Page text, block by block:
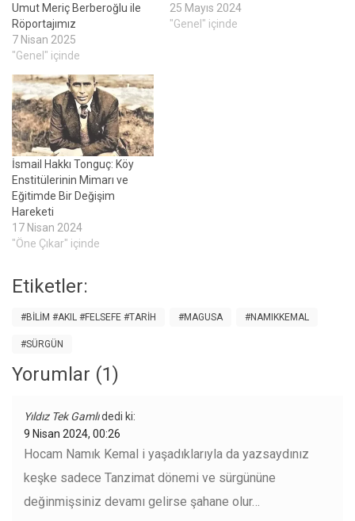
Umut Meriç Berberoğlu ile
Röportajımız
7 Nisan 2025
"Genel" içinde
25 Mayıs 2024
"Genel" içinde
İsmail Hakkı Tonguç: Köy
Enstitülerinin Mimarı ve
Eğitimde Bir Değişim
Hareketi
17 Nisan 2024
"Öne Çıkar" içinde
Etiketler:
#BILIM #AKIL #FELSEFE #TARIH #MAGUSA #NAMIKKEMAL
#SÜRGÜN
Yorumlar (1)
Yıldız Tek Gamlıdedi ki:
9 Nisan 2024, 00:26
Hocam Namık Kemal i yaşadıklarıyla da yazsaydınız
keşke sadece Tanzimat dönemi ve sürgününe
değinmişsiniz devamı gelirse şahane olur…